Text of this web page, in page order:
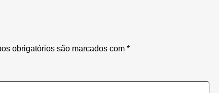
obrigatórios são marcados com *